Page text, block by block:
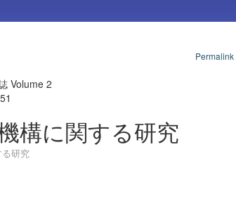
Permalink
Volume 2
構に関する研究
研究